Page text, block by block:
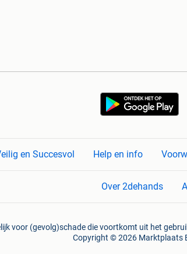
en Succesvol Help en info
Over 2dehands
voor (gevolg)schade die voortkomt uit het
Copyright © 2026 Marktplaats